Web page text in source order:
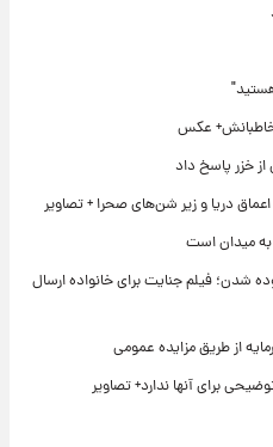
عکس
دریا و زیر شن‌های صحرا + تصاویر
به میدان است
شدن؛ فیلم جنایت برای خانواده ارسال
از طریق مزایده عمومی